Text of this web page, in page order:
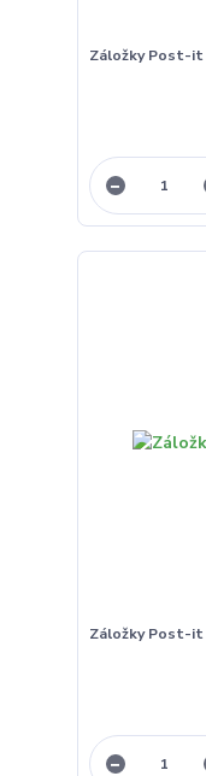
Záložky Post-it
Záložky Post-it